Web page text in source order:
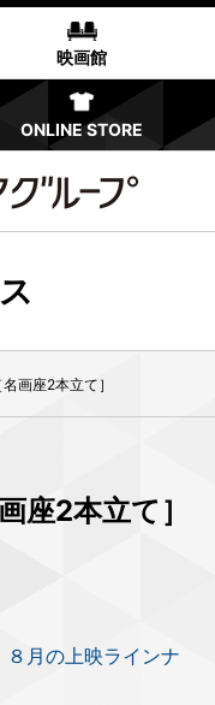
映画館
ONLINE STORE
画座2本立て］
座2本立て］
８月の上映ラインナ